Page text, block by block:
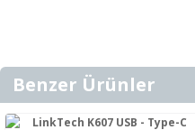
Benzer Ürünler